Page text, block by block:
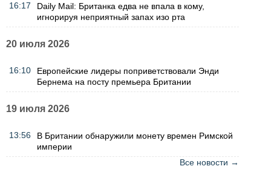
16:17
Daily Mail: Британка едва не впала в кому,
игнорируя неприятный запах изо рта
20 июля 2026
16:10
Европейские лидеры поприветствовали Энди
Бернема на посту премьера Британии
19 июля 2026
13:56
В Британии обнаружили монету времен Римской
империи
Все новости →